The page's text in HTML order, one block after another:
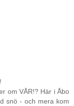
om VÅR!? Här i Åbo
snö - och mera kom